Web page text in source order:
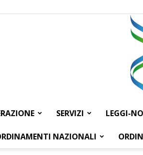
SERVIZI LEGGI-
NAZIONALI